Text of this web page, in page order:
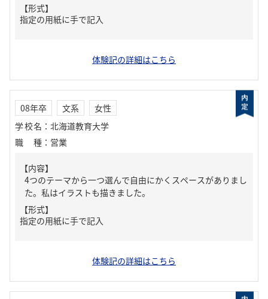
【形式】
指定の用紙に手で記入
体験記の詳細はこちら
08年卒 文系
女性
学校名 ： 北海道教育大学
職種 ： 営業
【内容】
4つのテーマから一つ選んで自由にかくスペースがありまし
た。私はイラストも描きました。
【形式】
指定の用紙に手で記入
体験記の詳細はこちら